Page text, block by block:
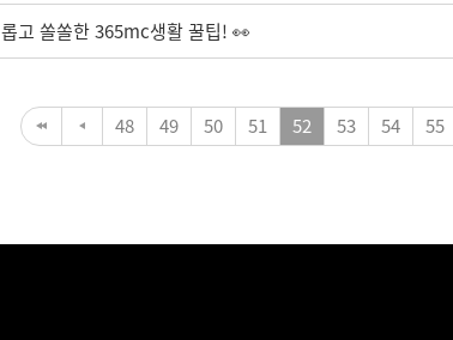
고 쏠쏠한 365mc생활 꿀팁! 👀
48 49 50 51 52 53 54 55